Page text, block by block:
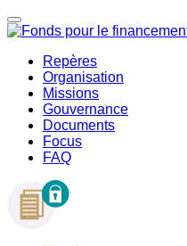
Repères
Organisation
Missions
Gouvernance
Documents
Focus
FAQ